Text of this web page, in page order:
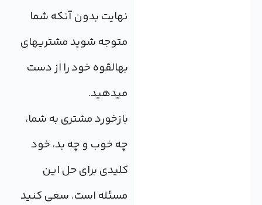
نهایت بدون آنکه شما
متوجه شوید مشتری‎های
به‎القوه خود را از دست
بازخورد مشتری به شما،
چه خوب و چه بد، خود
کلیدی برای حل این
مسئله است. سعی کنید